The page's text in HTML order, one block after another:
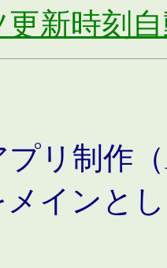
更新時刻
リ制作
インと